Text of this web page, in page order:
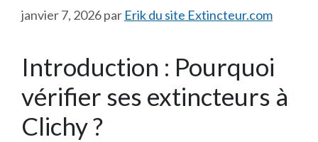
janvier 7, 2026par Erik du site Extincteur.com
Introduction : Pourquoi
vérifier ses extincteurs à
Clichy ?